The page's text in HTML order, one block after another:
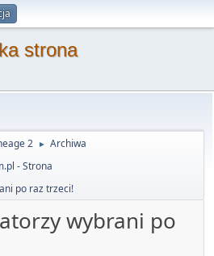
strona
2 ► Archiwa
- Strona
po raz trzeci!
wybrani po